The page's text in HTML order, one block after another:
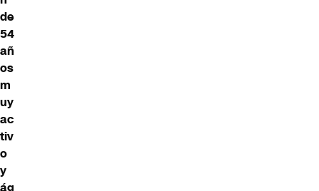
de
54
añ
os
m
uy
ac
tiv
o
y
ág